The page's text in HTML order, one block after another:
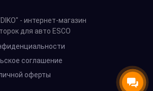
- интернет-магазин
для авто ESCO
соглашение
оферты